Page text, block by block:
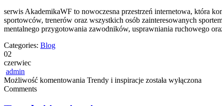
serwis AkademikaWF to nowoczesna przestrzeń internetowa, która
sportowców, trenerów oraz wszystkich osób zainteresowanych
mentalnego przygotowania zawodników, usprawniania ruchowego
Categories: Blog
02
czerwiec
admin
Możliwość komentowania Trendy i inspiracje została wyłączona
Comments